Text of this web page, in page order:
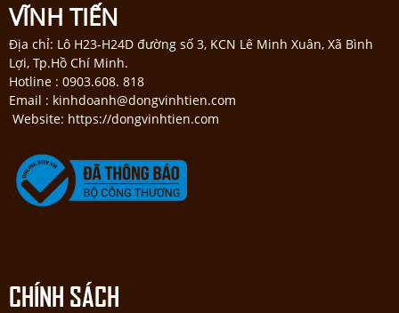
VĨNH TIẾN
Địa chỉ: Lô H23-H24D đường số 3, KCN Lê Minh Xuân, Xã Bình
Lợi, Tp.Hồ Chí Minh.
Hotline : 0903.608. 818
Email : kinhdoanh@dongvinhtien.com
Website: https://dongvinhtien.com
CHÍNH SÁCH